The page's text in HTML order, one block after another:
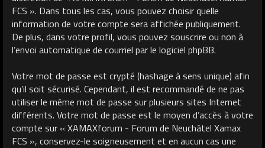
FCS ». Dans tous les cas, vous pouvez choisir quelle
information de votre compte sera affichée publiquement.
De plus, dans votre profil, vous pouvez souscrire ou non à
l’envoi automatique de courriel par le logiciel phpBB.
Votre mot de passe est crypté (hashage à sens unique) afin
qu’il soit sécurisé. Cependant, il est recommandé de ne pas
utiliser le même mot de passe sur plusieurs sites Internet
différents. Votre mot de passe est le moyen d’accès à votre
compte sur « XAMAXforum - Forum de Neuchâtel Xamax
FCS », conservez-le soigneusement et en aucun cas une